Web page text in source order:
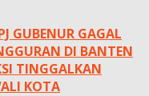
GUBENUR GAGAL
DI BANTEN
TINGGALKAN
KOTA